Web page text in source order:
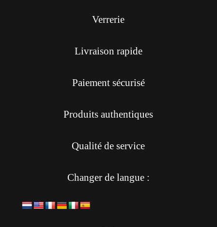
Verrerie
Livraison rapide
Paiement sécurisé
Produits authentiques
Qualité de service
Changer de langue :